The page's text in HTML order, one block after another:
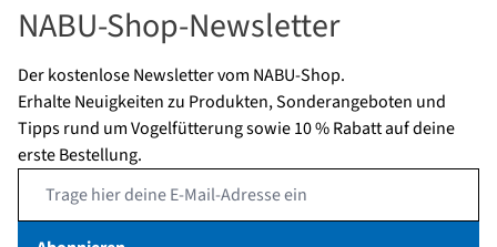
NABU-Shop-Newsletter
Der kostenlose Newsletter vom NABU-Shop.
Erhalte Neuigkeiten zu Produkten, Sonderangeboten und
Tipps rund um Vogelfütterung sowie 10 % Rabatt auf deine
erste Bestellung.